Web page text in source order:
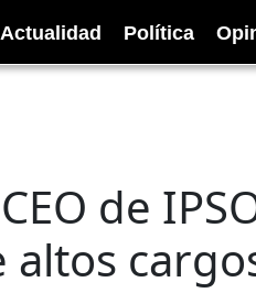
Actualidad Política
de
altos